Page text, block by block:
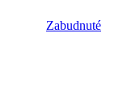
Zabudnuté